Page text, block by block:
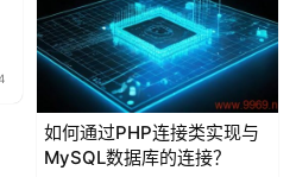
如何通过PHP连接类实现与
MySQL数据库的连接？